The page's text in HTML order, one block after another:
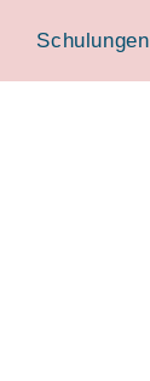
Schulungen